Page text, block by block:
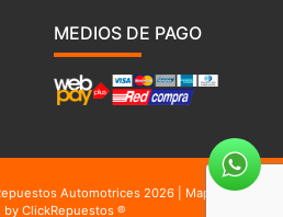
MEDIOS DE PAGO
Automotrices 2026 | Mapa del sitio
by ClickRepuestos ®